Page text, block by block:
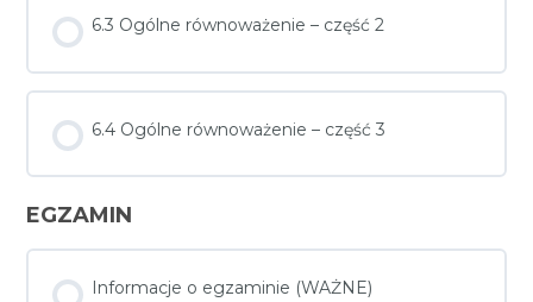
6.3 Ogólne równoważenie – część 2
6.4 Ogólne równoważenie – część 3
EGZAMIN
Informacje o egzaminie (WAŻNE)